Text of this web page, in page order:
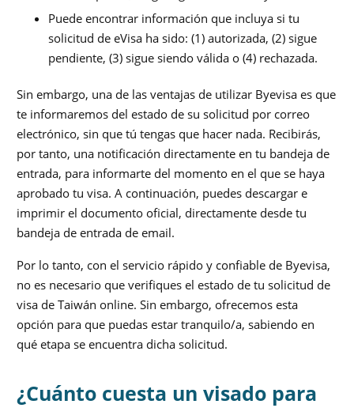
Puede encontrar información que incluya si tu
solicitud de eVisa ha sido: (1) autorizada, (2) sigue
pendiente, (3) sigue siendo válida o (4) rechazada.
Sin embargo, una de las ventajas de utilizar Byevisa es que
te informaremos del estado de su solicitud por correo
electrónico, sin que tú tengas que hacer nada. Recibirás,
por tanto, una notificación directamente en tu bandeja de
entrada, para informarte del momento en el que se haya
aprobado tu visa. A continuación, puedes descargar e
imprimir el documento oficial, directamente desde tu
bandeja de entrada de email.
Por lo tanto, con el servicio rápido y confiable de Byevisa,
no es necesario que verifiques el estado de tu solicitud de
visa de Taiwán online. Sin embargo, ofrecemos esta
opción para que puedas estar tranquilo/a, sabiendo en
qué etapa se encuentra dicha solicitud.
¿Cuánto cuesta un visado para